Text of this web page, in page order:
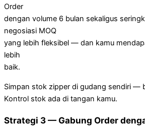
Order
dengan volume 6 bulan sekaligus
negosiasi MOQ
yang lebih fleksibel — dan kamu
lebih
baik.
Simpan stok zipper di gudang sendiri —
Kontrol stok ada di tangan kamu.
Strategi 3 — Gabung Order